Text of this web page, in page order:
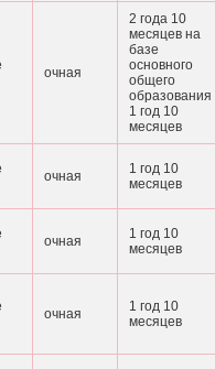
очная
2 года 10
месяцев на
базе
основного
общего
образования
1 год 10
месяцев
очная
1 год 10
месяцев
очная
1 год 10
месяцев
очная
1 год 10
месяцев